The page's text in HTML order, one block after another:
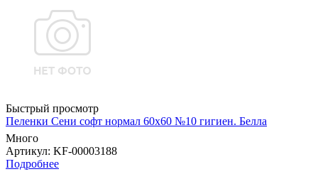
Быстрый просмотр
Пеленки Сени софт нормал 60х60 №10 гигиен. Белла
Много
Артикул: KF-00003188
Подробнее